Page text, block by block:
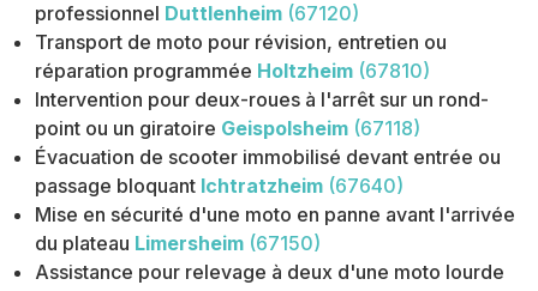
professionnel Duttlenheim (67120)
Transport de moto pour révision, entretien ou
réparation programmée Holtzheim (67810)
Intervention pour deux-roues à l'arrêt sur un rond-
point ou un giratoire Geispolsheim (67118)
Évacuation de scooter immobilisé devant entrée ou
passage bloquant Ichtratzheim (67640)
Mise en sécurité d'une moto en panne avant l'arrivée
du plateau Limersheim (67150)
Assistance pour relevage à deux d'une moto lourde